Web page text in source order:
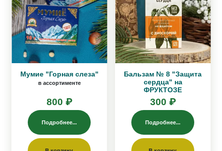
Мумие "Горная слеза"
в ассортименте
800 ₽
Подробнее...
Бальзам № 8 "Защита
сердца" на
ФРУКТОЗЕ
300 ₽
Подробнее...